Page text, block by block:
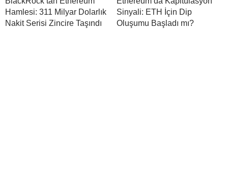
Hamlesi: 311 Milyar Dolarlık
Nakit Serisi Zincire Taşındı
Sinyali: ETH İçin Dip
Oluşumu Başladı mı?